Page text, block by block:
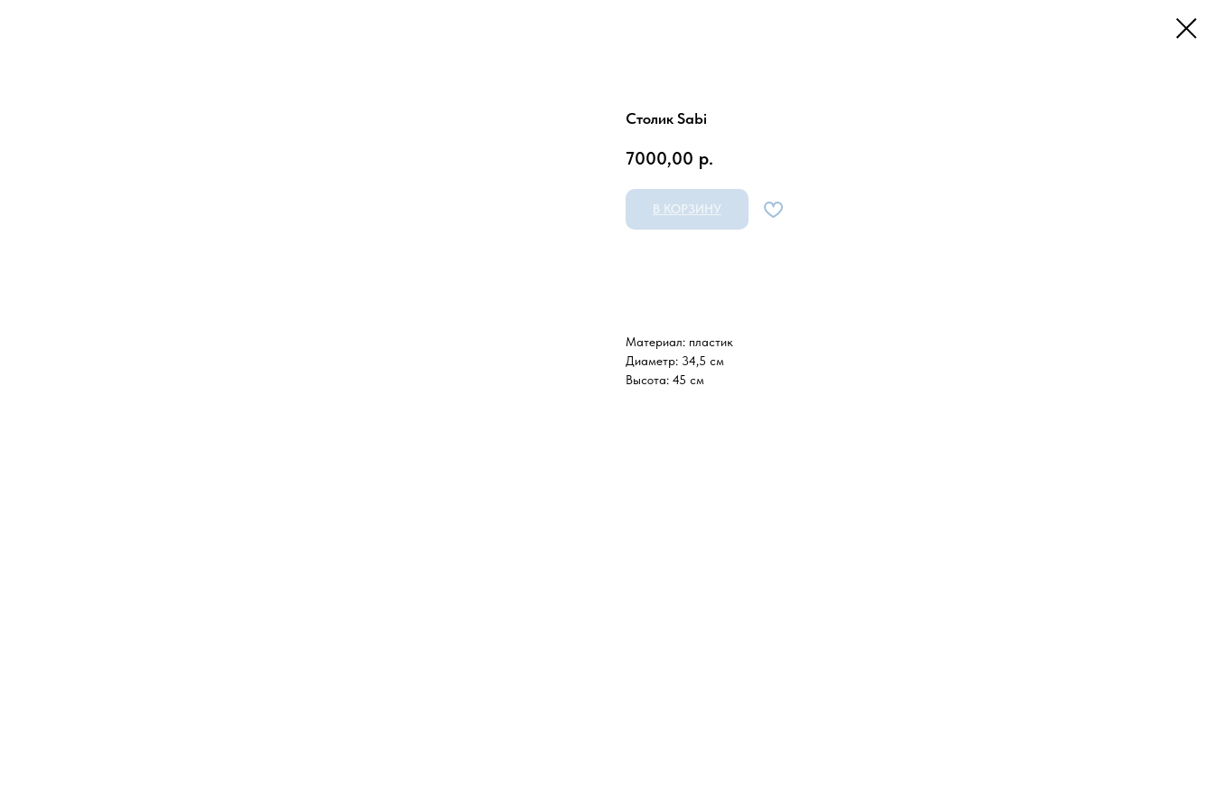
Столик Sabi
7000,00 р.
В КОРЗИНУ
Материал: пластик
Диаметр: 34,5 см
Высота: 45 см